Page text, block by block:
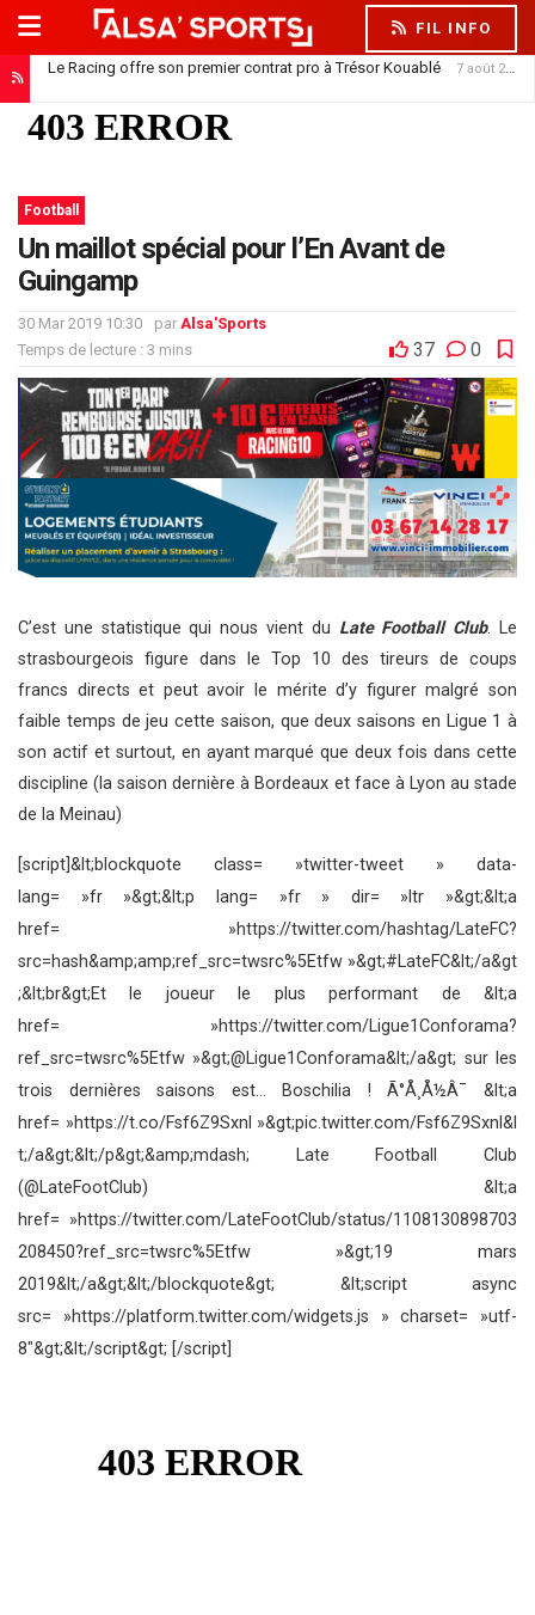
FIL INFO
Le Racing offre son premier contrat pro à Trésor Kouablé 7 août 2026
Football
Un maillot spécial pour l’En Avant de
Guingamp
30 Mar 2019 10:30 par Alsa'Sports
Temps de lecture : 3 mins
37 0
C’est une statistique qui nous vient du Late Football Club. Le
strasbourgeois figure dans le Top 10 des tireurs de coups
francs directs et peut avoir le mérite d’y figurer malgré son
faible temps de jeu cette saison, que deux saisons en Ligue 1 à
son actif et surtout, en ayant marqué que deux fois dans cette
discipline (la saison dernière à Bordeaux et face à Lyon au stade
de la Meinau)
[script]&lt;blockquote class= »twitter-tweet » data-
lang= »fr »&gt;&lt;p lang= »fr » dir= »ltr »&gt;&lt;a
href= »https://twitter.com/hashtag/LateFC?
src=hash&amp;amp;ref_src=twsrc%5Etfw »&gt;#LateFC&lt;/a&gt
;&lt;br&gt;Et le joueur le plus performant de &lt;a
href= »https://twitter.com/Ligue1Conforama?
ref_src=twsrc%5Etfw »&gt;@Ligue1Conforama&lt;/a&gt; sur les
trois dernières saisons est… Boschilia ! Ã°Å¸Å½Â¯ &lt;a
href= »https://t.co/Fsf6Z9Sxnl »&gt;pic.twitter.com/Fsf6Z9Sxnl&l
t;/a&gt;&lt;/p&gt;&amp;mdash; Late Football Club
(@LateFootClub) &lt;a
href= »https://twitter.com/LateFootClub/status/1108130898703
208450?ref_src=twsrc%5Etfw »&gt;19 mars
2019&lt;/a&gt;&lt;/blockquote&gt; &lt;script async
src= »https://platform.twitter.com/widgets.js » charset= »utf-
8″&gt;&lt;/script&gt; [/script]